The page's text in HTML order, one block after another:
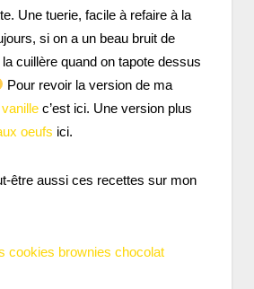
Une tuerie, facile à refaire à la
si on a un beau bruit de
cuillère quand on tapote dessus
Pour revoir la version de ma
c’est ici. Une version plus
oeufs ici.
être aussi ces recettes sur mon
cookies brownies chocolat